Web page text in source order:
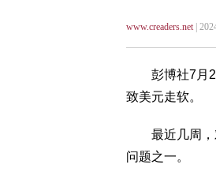
www.creaders.net|
彭博社7月24
致美元走软。
最近几周，对
问题之一。